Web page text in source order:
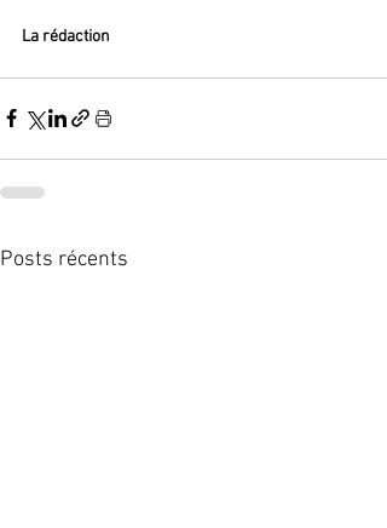
La rédaction
Posts récents